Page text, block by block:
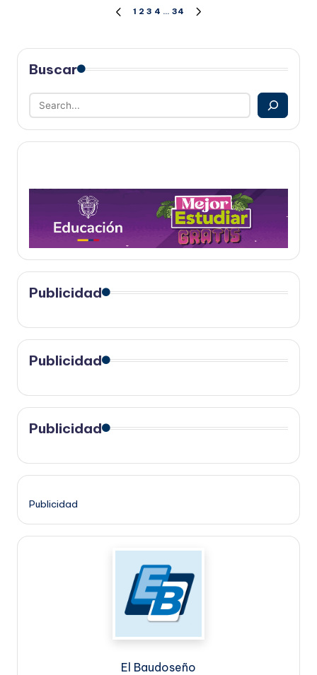
Paginación
de
entradas
PÁGINA
1 2 3 4 … 34
Buscar
Publicidad
Publicidad
Publicidad
Publicidad
El Baudoseño